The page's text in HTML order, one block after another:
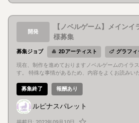
『ストレイ・メモリア』をもって、当サークルは
予定でいます。 また、昨年はこちらの作品の制作
ンディングを行い、多くの方からご支援をいただ
る方のためにも、限られた予算の中ではあります
いと考え、制作陣一同気合を入れて制作を進めています。 ノ
好きな方 同人作品作りに携わりたい方 作品の雰
を聞きたいなどでも結構ですので、お気軽にご連絡
制作中の作品はより広い場所で公開できるよう
イト（ふりーむ！、プリシーなど）で公開。 シェ
コミケと通販サイトで販売、ダウンロード版は
ます。 その後の反響次第で、家庭用ゲームやスマ
理想です。そうなった時、ティラノスクリプトで
め、最初からUnityで制作したいと考えました。 ※
はUnityでの制作が難しいため、そちらに明るい
いてはご許可をいただいております。 ◆目的、目標 フリーゲームとして公
開しつつ、追加コンテンツを入れたボイスあり版
ントおよびオンラインで頒布します。 フリー版を
もよりますが、コンテストに出られるものがあれ
最終的な目標として家庭用ゲーム機あるいはスマ
ムを遊ばない層にも触れやすくしたいと思っています。 趣味として無
ゆったりとした活動をしつつ、それぞれのスキル
代表作になるようなものを作り上げていくスタン
、消えた記憶の謎を解き明かしていく。 ◇参考（リブート前作品 インビジ
oduct_id/RJ409697.html ・パッケージ版、設定資料集、サントラ BOOT
H https://lupinuspalette.booth.pm/ ◆お願いしたいこと ・ゲーム内で使
用するBGMの作曲 ・可能であればオープニング
楽曲の作曲 ※短編と長編、どちらも同じ楽曲を使
に合った分をオリジナルのBGMとして使用、不足
アウェア版では、できれば全て書き下ろしのBGM
め作曲していただく曲数は応相談（全て書き下ろ
なるかと思います）。 ◆作品公開方法、時期 ・短編とボイスなしの長編
はフリーゲームとしてノベルゲームコレクション
討、短編はフリーゲームとしての公開になります
開したのち、追加要素を入れてシェアウェアとし
・短編の公開時期は2023年4月ごろを予定 ・フリ
開発
【ノベルゲーム】メインイ
様募集
募集ジョブ 2Dアーティスト グラフ
現在、制作を進めておりますノベルゲームのイラ
す。 特殊な事情があるため、内容をよくお読みいただきご検討をお願いいた
内容 ・ジャンルは現代ファンタジー、全年齢 ・プ
人公が、街で噂の駅に出る幽霊少女と会話し、彼
いう内容。 ・シナリオ８割完成。今月中に第一稿
長編の前日譚としての構想ですが、短編のみでお話は
（リメイク前作品 インビジブル／蒼のフラグメ
募集終了 報酬あり
ルピナスパレット